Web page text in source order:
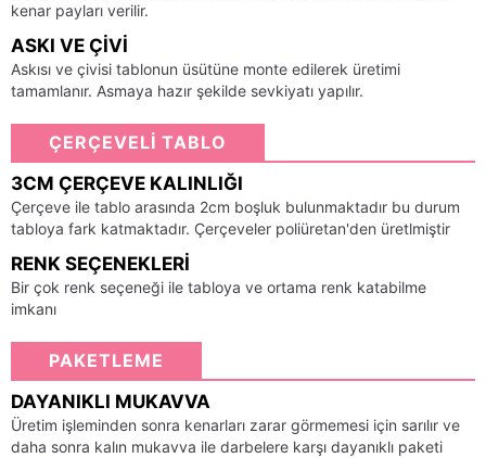
kenar payları verilir.
ASKI VE ÇIVI
Askısı ve çivisi tablonun üsütüne monte edilerek üretimi
tamamlanır. Asmaya hazır şekilde sevkiyatı yapılır.
ÇERÇEVELİ TABLO
3CM ÇERÇEVE KALINLIĞI
Çerçeve ile tablo arasında 2cm boşluk bulunmaktadır bu durum
tabloya fark katmaktadır. Çerçeveler poliüretan'den üretlmiştir
RENK SEÇENEKLERI
Bir çok renk seçeneği ile tabloya ve ortama renk katabilme
imkanı
PAKETLEME
DAYANIKLI MUKAVVA
Üretim işleminden sonra kenarları zarar görmemesi için sarılır ve
daha sonra kalın mukavva ile darbelere karşı dayanıklı paketi